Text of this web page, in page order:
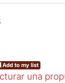
Add to my list
una